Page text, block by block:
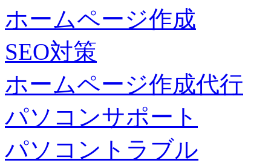
ホームページ作成
SEO対策
ホームページ作成代行
パソコンサポート
パソコントラブル